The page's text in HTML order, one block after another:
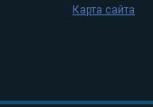
Карта сайта